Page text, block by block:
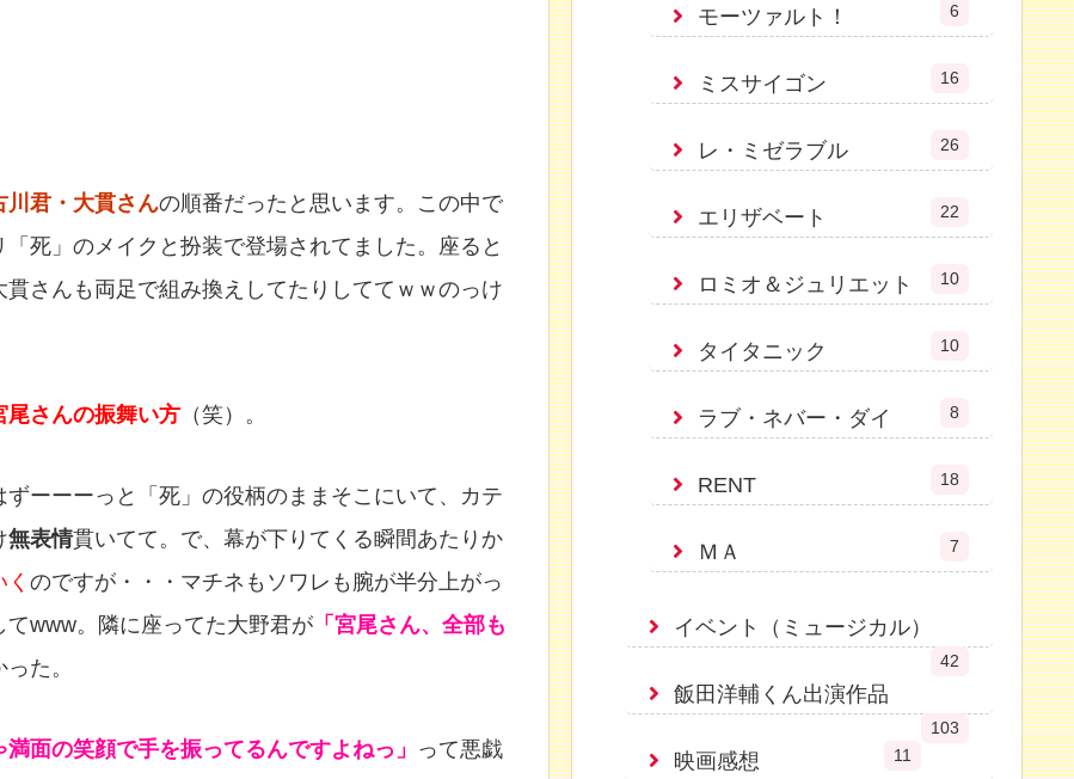
川君・大貫さんの順番だったと思います。この中で
死」のメイクと扮装で登場されてました。座ると
さんも両足で組み換えしてたりしててｗｗのっけ
尾さんの振舞い方 （笑）。
ーーーっと「死」の役柄のままそこにいて、カテ
無表情貫いてて。で、幕が下りてくる瞬間あたりか
のですが・・・マチネもソワレも腕が半分上がっ
www。隣に座ってた大野君が 「宮尾さん、全部も
た。
面の笑顔で手を振ってるんですよねっ」 って悪戯
モーツァルト！ 6
ミスサイゴン 16
レ・ミゼラブル 26
エリザベート 22
ロミオ＆ジュリエット 10
タイタニック 10
ラブ・ネバー・ダイ 8
RENT 18
ＭＡ 7
イベント（ミュージカル）
42
飯田洋輔くん出演作品
103
映画感想 11